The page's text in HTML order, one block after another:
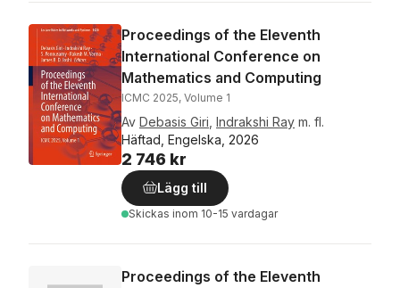
Proceedings of the Eleventh
International Conference on
Mathematics and Computing
ICMC 2025, Volume 1
Av Debasis Giri Indrakshi Ray m. fl.
Häftad, Engelska, 2026
2 746 kr
Lägg till
Skickas inom 10-15 vardagar
Proceedings of the Eleventh